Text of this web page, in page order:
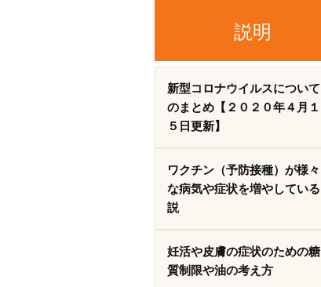
説明
新型コロナウイルスについて
のまとめ【２０２０年４月１
５日更新】
ワクチン（予防接種）が様々
な病気や症状を増やしている
説
妊活や皮膚の症状のための糖
質制限や油の考え方